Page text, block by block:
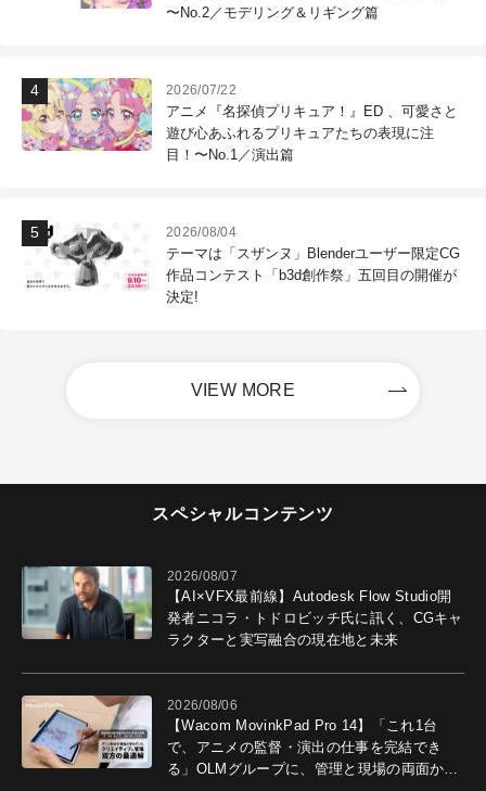
〜No.2／モデリング＆リギング篇
2026/07/22
アニメ『名探偵プリキュア！』ED 、可愛さと
遊び心あふれるプリキュアたちの表現に注
目！〜No.1／演出篇
2026/08/04
テーマは「スザンヌ」Blenderユーザー限定CG
作品コンテスト「b3d創作祭」五回目の開催が
決定!
VIEW MORE
スペシャルコンテンツ
2026/08/07
【AI×VFX最前線】Autodesk Flow Studio開
発者ニコラ・トドロビッチ氏に訊く、CGキャ
ラクターと実写融合の現在地と未来
2026/08/06
【Wacom MovinkPad Pro 14】「これ1台
で、アニメの監督・演出の仕事を完結でき
る」OLMグループに、管理と現場の両面から